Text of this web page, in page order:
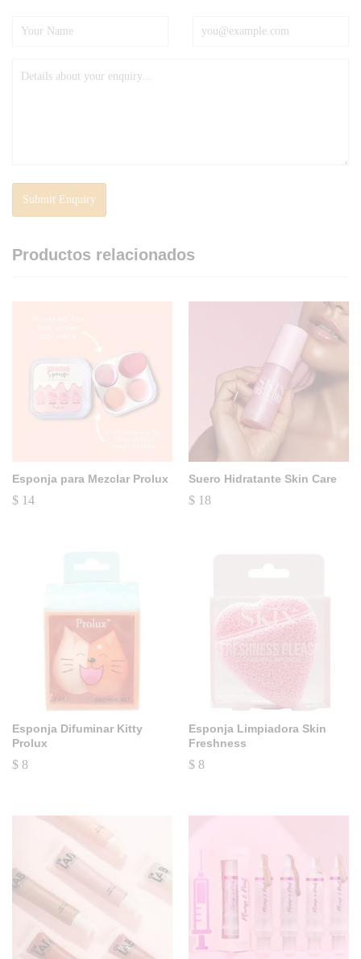
Productos relacionados
Esponja para Mezclar Prolux
$ 14
Suero Hidratante Skin Care
$ 18
Esponja Difuminar Kitty
Prolux
$ 8
Esponja Limpiadora Skin
Freshness
$ 8